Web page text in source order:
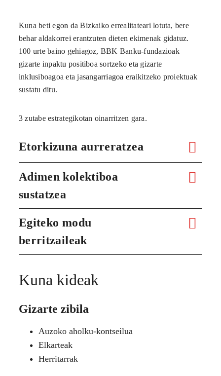
Kuna beti egon da Bizkaiko errealitateari lotuta, bere
behar aldakorrei erantzuten dieten ekimenak gidatuz.
100 urte baino gehiagoz, BBK Banku-fundazioak
gizarte inpaktu positiboa sortzeko eta gizarte
inklusiboagoa eta jasangarriagoa eraikitzeko proiektuak
sustatu ditu.
3 zutabe estrategikotan oinarritzen gara.
Etorkizuna aurreratzea
Adimen kolektiboa
sustatzea
Egiteko modu
berritzaileak
Kuna kideak
Gizarte zibila
Auzoko aholku-kontseilua
Elkarteak
Herritarrak